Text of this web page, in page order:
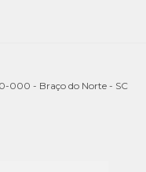
000 - Braço do Norte - SC